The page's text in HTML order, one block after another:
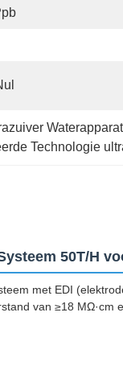
Technologie
50T/H
met EDI
van ≥18